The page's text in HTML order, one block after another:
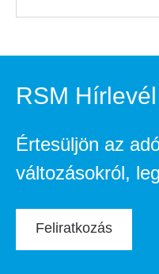
RSM Hírlevél
Értesüljön az
változásokról,
Feliratkozás